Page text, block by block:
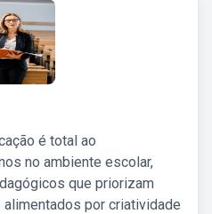
é total ao
no ambiente escolar,
que priorizam
por criatividade